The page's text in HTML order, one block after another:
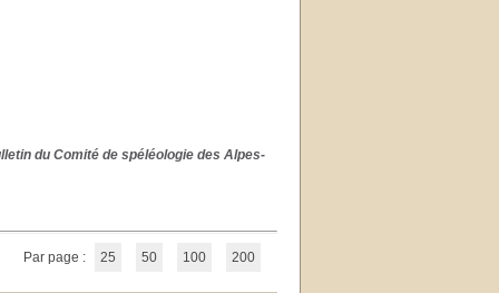
du Comité de spéléologie des Alpes-
Par page : 25 50 100 200